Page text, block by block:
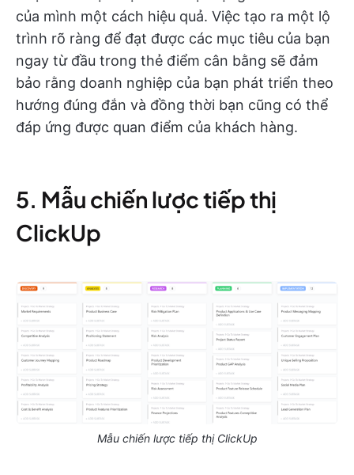
của mình một cách hiệu quả. Việc tạo ra một lộ
trình rõ ràng để đạt được các mục tiêu của bạn
ngay từ đầu trong thẻ điểm cân bằng sẽ đảm
bảo rằng doanh nghiệp của bạn phát triển theo
hướng đúng đắn và đồng thời bạn cũng có thể
đáp ứng được quan điểm của khách hàng.
5. Mẫu chiến lược tiếp thị
ClickUp
Mẫu chiến lược tiếp thị ClickUp